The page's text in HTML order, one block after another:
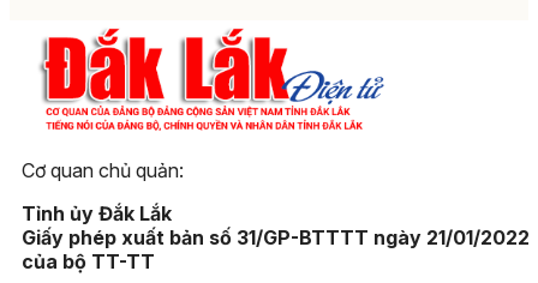
Cơ quan chủ quản:
Tỉnh ủy Đắk Lắk
Giấy phép xuất bản số 31/GP-BTTTT ngày 21/01/2022
của bộ TT-TT